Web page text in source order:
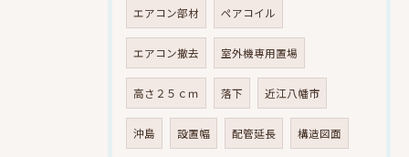
エアコン部材 ペアコイル
エアコン撤去 室外機専用置場
高さ２５ｃｍ 落下 近江八幡市
沖島 設置幅 配管延長 構造図面